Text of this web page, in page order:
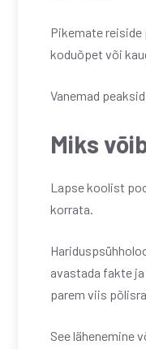
Pikemate
koduõpet või
Vanemad
Miks
Lapse koolist
korrata.
avastada fakte
parem viis
See lähenemine